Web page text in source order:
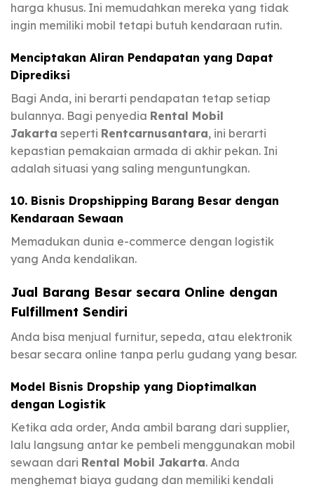
harga khusus. Ini memudahkan mereka yang tidak
ingin memiliki mobil tetapi butuh kendaraan rutin.
Menciptakan Aliran Pendapatan yang Dapat
Diprediksi
Bagi Anda, ini berarti pendapatan tetap setiap
bulannya. Bagi penyedia Rental Mobil
Jakarta seperti Rentcarnusantara, ini berarti
kepastian pemakaian armada di akhir pekan. Ini
adalah situasi yang saling menguntungkan.
10. Bisnis Dropshipping Barang Besar dengan
Kendaraan Sewaan
Memadukan dunia e-commerce dengan logistik
yang Anda kendalikan.
Jual Barang Besar secara Online dengan
Fulfillment Sendiri
Anda bisa menjual furnitur, sepeda, atau elektronik
besar secara online tanpa perlu gudang yang besar.
Model Bisnis Dropship yang Dioptimalkan
dengan Logistik
Ketika ada order, Anda ambil barang dari supplier,
lalu langsung antar ke pembeli menggunakan mobil
sewaan dari Rental Mobil Jakarta. Anda
menghemat biaya gudang dan memiliki kendali